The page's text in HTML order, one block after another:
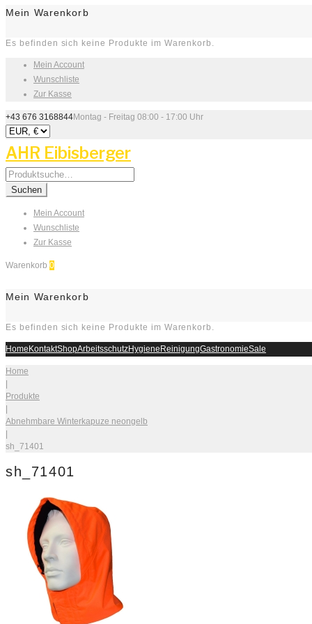
Mein Warenkorb
Es befinden sich keine Produkte im Warenkorb.
Mein Account
Wunschliste
Zur Kasse
+43 676 3168844Montag - Freitag 08:00 - 17:00 Uhr
AHR Eibisberger
Search
for:
Suchen
Mein Account
Wunschliste
Zur Kasse
Warenkorb 0
Mein Warenkorb
Es befinden sich keine Produkte im Warenkorb.
HomeKontaktShopArbeitsschutzHygieneReinigungGastronomieSale
Home
|
Produkte
|
Abnehmbare Winterkapuze neongelb
|
sh_71401
sh_71401